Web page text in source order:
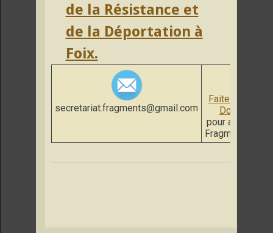
de la Résistance et
de la Déportation à
Foix.
secretariat.fragments@gmail.com
Faites un
Don
pour aider
Fragments